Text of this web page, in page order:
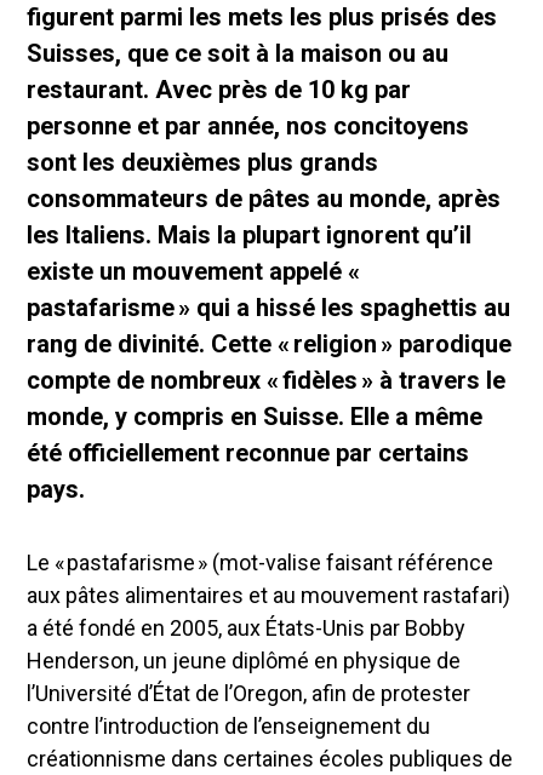
figurent parmi les mets les plus prisés des
Suisses, que ce soit à la maison ou au
restaurant. Avec près de 10 kg par
personne et par année, nos concitoyens
sont les deuxièmes plus grands
consommateurs de pâtes au monde, après
les Italiens. Mais la plupart ignorent qu’il
existe un mouvement appelé «
pastafarisme » qui a hissé les spaghettis au
rang de divinité. Cette « religion » parodique
compte de nombreux « fidèles » à travers le
monde, y compris en Suisse. Elle a même
été officiellement reconnue par certains
pays.
Le « pastafarisme » (mot-valise faisant référence
aux pâtes alimentaires et au mouvement rastafari)
a été fondé en 2005, aux États-Unis par Bobby
Henderson, un jeune diplômé en physique de
l’Université d’État de l’Oregon, afin de protester
contre l’introduction de l’enseignement du
créationnisme dans certaines écoles publiques de